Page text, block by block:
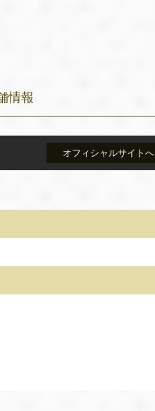
情報
オフィシャルサイトへ